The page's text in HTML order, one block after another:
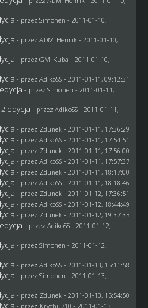
- przez Simonen - 2011-01-10,
- przez ADM_Henrik - 2011-01-10,
- przez GM_Kuba - 2011-01-10,
- przez AdikoSS - 2011-01-11, 09:12:31
- przez Simonen - 2011-01-11,
2 edycja - przez AdikoSS - 2011-01-11,
- przez Zdunek - 2011-01-11, 17:36:29
- przez AdikoSS - 2011-01-11, 17:54:51
- przez Zdunek - 2011-01-11, 17:56:00
- przez AdikoSS - 2011-01-11, 17:57:37
- przez Zdunek - 2011-01-11, 18:17:00
- przez AdikoSS - 2011-01-11, 18:18:46
- przez Zdunek - 2011-01-12, 17:36:51
- przez AdikoSS - 2011-01-12, 18:44:49
- przez Zdunek - 2011-01-12, 19:37:35
- przez AdikoSS - 2011-01-12,
- przez Simonen - 2011-01-12,
- przez AdikoSS - 2011-01-13, 15:11:58
- przez Simonen - 2011-01-13,
- przez Zdunek - 2011-01-13, 15:54:50
- przez Krychu710 - 2011-01-13,